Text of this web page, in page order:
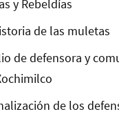
y Rebeldías
de las muletas
de defensora y
de los